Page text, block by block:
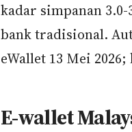
kadar simpanan
bank tradisional.
eWallet 13 Mei
E-wallet